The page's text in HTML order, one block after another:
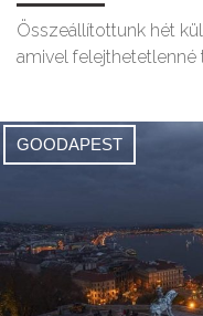
Összeállítottunk hét
amivel felejthetetlenné
GOODAPEST